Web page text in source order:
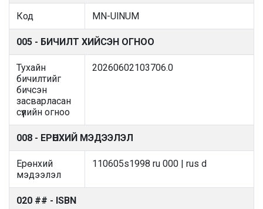
Код MN-UlNUM
005 - БИЧИЛТ ХИЙСЭН ОГНОО
Тухайн
бичилтийг
бичсэн
засварласан
сүүлийн огноо
20260602103706.0
008 - ЕРӨНХИЙ МЭДЭЭЛЭЛ
Ерөнхий
мэдээлэл
110605s1998 ru 000 | rus d
020 ## - ISBN